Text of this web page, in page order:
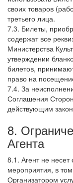
своих товаров
третьего лица.
7.3. Билеты,
содержат все
Министерства
утверждении
билетов,
право на
7.4. За
Соглашения
действующим
8.
Агента
8.1. Агент не несет
мероприятия, в
Организатором